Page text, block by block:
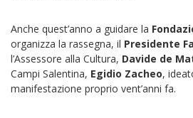
Anche quest’anno a guidare la
organizza la rassegna, il Presidente
l’Assessore alla Cultura, Davide de
Campi Salentina, Egidio Zacheo,
manifestazione proprio vent’anni fa.